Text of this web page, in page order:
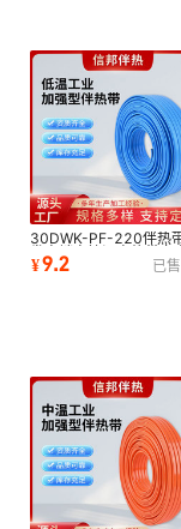
30DWK-PF-220伴热
发直销自控温电热带寿
发热均匀防冻融雪
¥9.2 已售